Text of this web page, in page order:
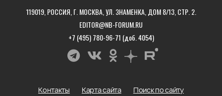
119019, РОССИЯ, Г. МОСКВА, УЛ. ЗНАМЕНКА, ДОМ 8/13, СТР. 2.
EDITOR@NB-FORUM.RU
+7 (495) 780-96-71 (доб. 4054)
Контакты Карта сайта
Поиск по сайту